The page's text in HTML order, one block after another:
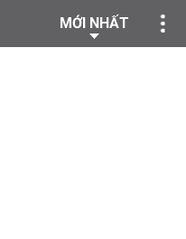
MỚI NHẤT